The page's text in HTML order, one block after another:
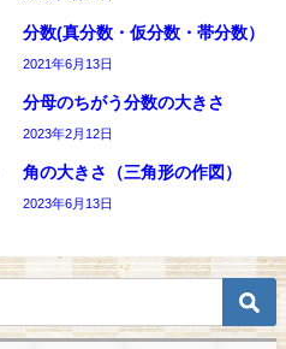
分数(真分数・仮分数・帯分数）
2021年6月13日
分母のちがう分数の大きさ
2023年2月12日
角の大きさ（三角形の作図）
2023年6月13日